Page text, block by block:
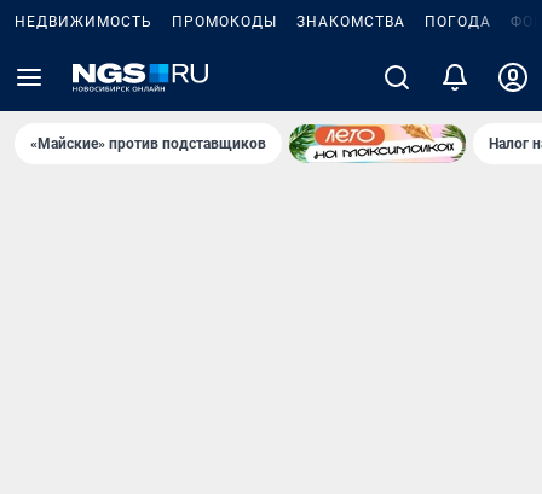
НЕДВИЖИМОСТЬ ПРОМОКОДЫ ЗНАКОМСТВА ПОГОДА
«Майские» против подставщиков Налог